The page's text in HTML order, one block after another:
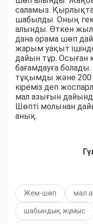
саламыз.
шабылды. Оның
алынды. Өткен
дана орама шөп
жарым уақыт
дайын тұр.
бағамдауға
тұқымды және 200
кіреміз деп
мал азығын
Шөпті молынан
анық.
Жем-шөп мал
шабындық жұмыс